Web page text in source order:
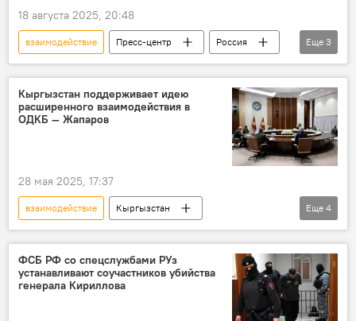
18 августа 2025, 20:48
взаимодействие Пресс-центр
Россия
Кыргызстан
Политика поколение
Еще 3
Кыргызстан поддерживает идею
расширенного взаимодействия в
ОДКБ — Жапаров
28 мая 2025, 17:37
взаимодействие
Кыргызстан
Садыр Жапаров
ОДКБ
расширение
угрозы
Еще 4
ФСБ РФ со спецслужбами РУз
устанавливают соучастников убийства
генерала Кириллова